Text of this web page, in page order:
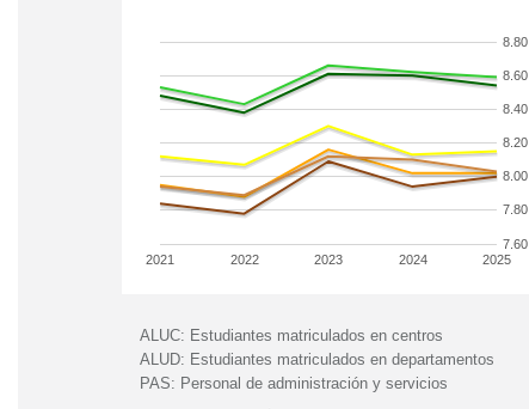
2021 2022 2023 2024 2025
7.60
7.80
8.00
8.20
8.40
8.60
8.80
ALUC: Estudiantes matriculados en centros
ALUD: Estudiantes matriculados en departamentos
PAS: Personal de administración y servicios